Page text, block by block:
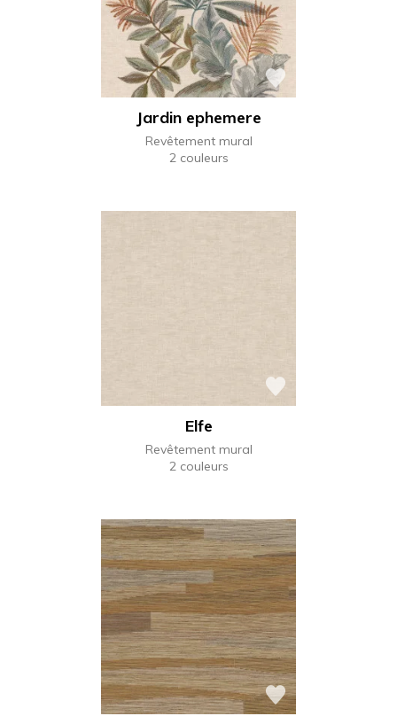
Jardin ephemere
Revêtement mural
2 couleurs
Elfe
Revêtement mural
2 couleurs